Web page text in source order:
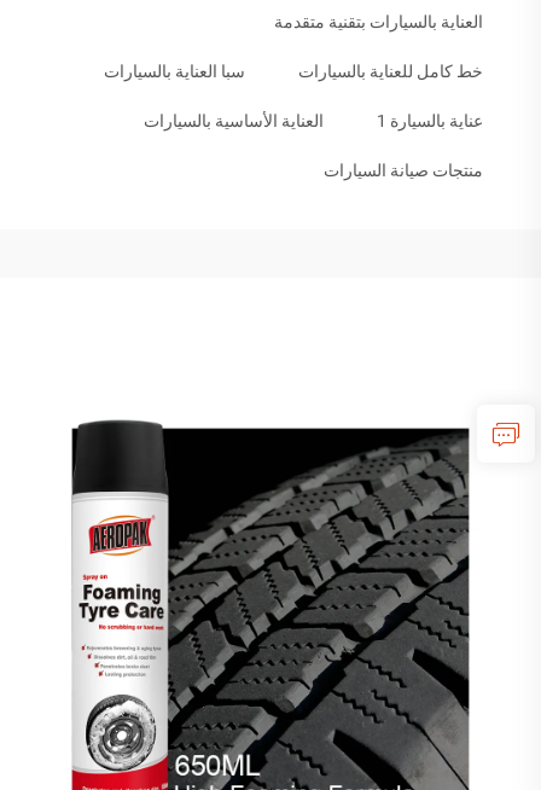
العناية بالسيارات بتقنية متقدمة
خط كامل للعناية بالسيارات سبا العناية بالسيارات
عناية بالسيارة 1 العناية الأساسية بالسيارات
منتجات صيانة السيارات